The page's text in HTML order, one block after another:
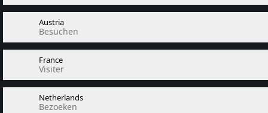
Austria
Besuchen
France
Visiter
Netherlands
Bezoeken